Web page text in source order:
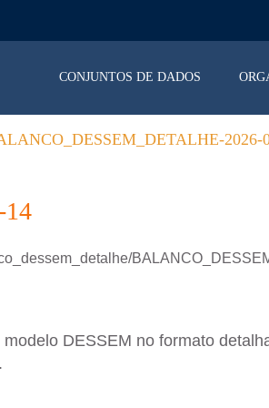
CONJUNTOS DE DADOS
2026-
DESSEM no formato